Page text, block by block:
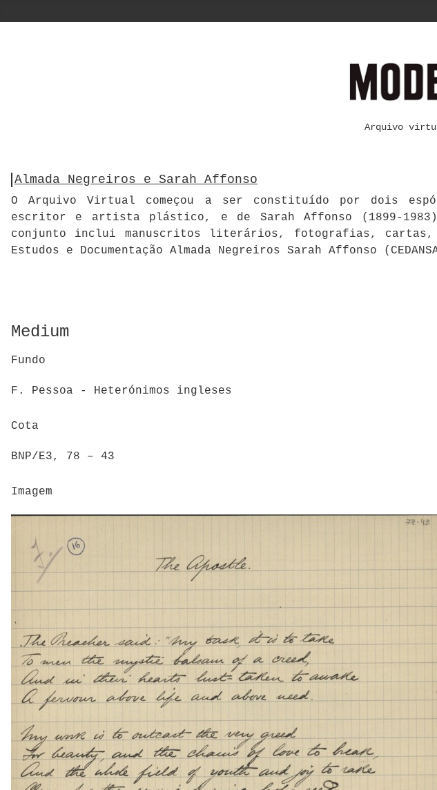
Arquivo
Almada Negreiros e Sarah Affonso
O Arquivo Virtual começou a ser constituído por dois
escritor e artista plástico, e de Sarah Affonso (1899-
conjunto inclui manuscritos literários, fotografias, cartas,
Estudos e Documentação Almada Negreiros Sarah Affonso
Medium
Fundo
F. Pessoa - Heterónimos ingleses
Cota
BNP/E3, 78 – 43
Imagem